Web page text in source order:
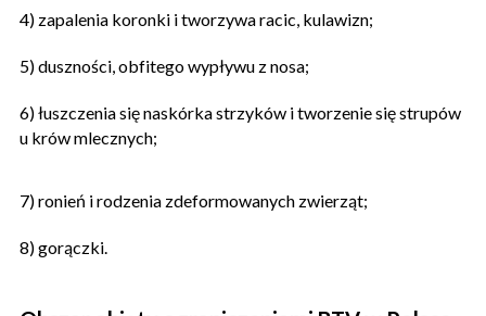
4) zapalenia koronki i tworzywa racic, kulawizn;
5) duszności, obfitego wypływu z nosa;
6) łuszczenia się naskórka strzyków i tworzenie się strupów
u krów mlecznych;
7) ronień i rodzenia zdeformowanych zwierząt;
8) gorączki.